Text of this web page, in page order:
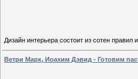
Дизайн интерьера состоит из сотен правил
Ветри Марк, Иоахим Дэвид - Готовим